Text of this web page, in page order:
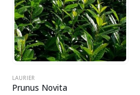
LAURIER
Prunus Novita